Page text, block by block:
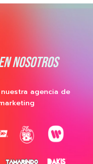
NOSOTROS
agencia de